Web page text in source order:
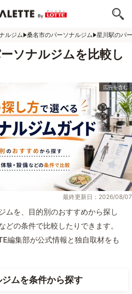
ルジム 桑名市のパーソナルジム 星川駅のパ
ソナルジムを比較し
最終更新日：2026/08/07
ムを、目的別のおすすめから探し
どの条件で比較したりできます。
編集部が公式情報と独自取材をも
ムを条件から探す